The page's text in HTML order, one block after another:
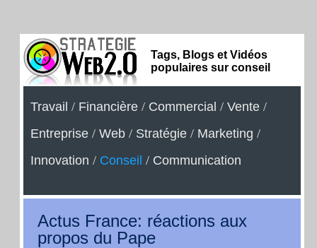
Tags, Blogs et Vidéos
populaires sur conseil
Travail / Financière / Commercial / Vente /
Entreprise / Web / Stratégie / Marketing /
Innovation / Conseil / Communication
Actus France: réactions aux
propos du Pape